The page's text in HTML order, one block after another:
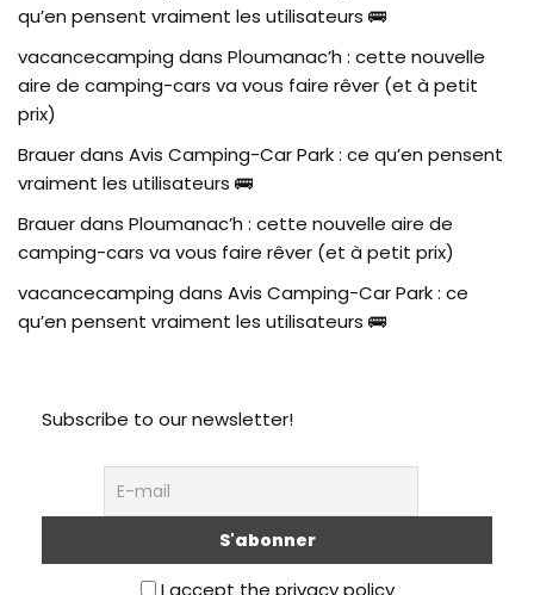
qu’en pensent vraiment les utilisateurs 🚌
vacancecamping dans Ploumanac’h : cette nouvelle
aire de camping-cars va vous faire rêver (et à petit
prix)
Brauerdans Avis Camping-Car Park : ce qu’en pensent
vraiment les utilisateurs 🚌
Brauerdans Ploumanac’h : cette nouvelle aire de
camping-cars va vous faire rêver (et à petit prix)
vacancecamping dans Avis Camping-Car Park : ce
qu’en pensent vraiment les utilisateurs 🚌
Subscribe to our newsletter!
I accept the privacy policy